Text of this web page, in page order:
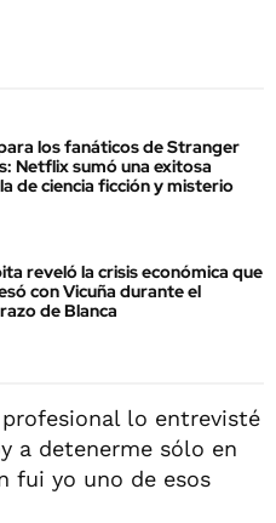
los fanáticos de Stranger
Netflix sumó una exitosa
de ciencia ficción y misterio
reveló la crisis económica que
con Vicuña durante el
de Blanca
lo entrevisté
a detenerme sólo en
fui yo uno de esos